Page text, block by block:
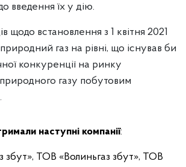
введення їх у дію.
щодо встановлення з 1 квітня 2021
газ на рівні, що існував би
конкуренції на ринку
газу побутовим
наступні компанії:
збут», ТОВ «Волиньгаз збут», ТОВ